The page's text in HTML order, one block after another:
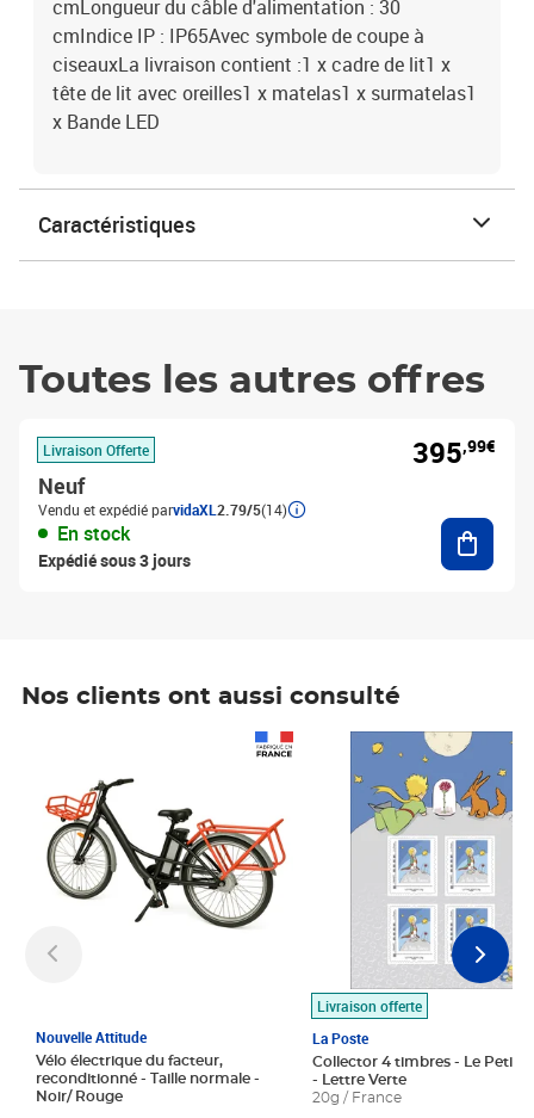
cmLongueur du câble d'alimentation : 30
cmIndice IP : IP65Avec symbole de coupe à
ciseauxLa livraison contient :1 x cadre de lit1 x
tête de lit avec oreilles1 x matelas1 x surmatelas1
x Bande LED
Caractéristiques
Toutes les autres offres
Livraison Offerte
Neuf
Vendu et expédié parvidaXL 2.79/5(14)
En stock
Expédié sous 3 jours
395,99€
Nos clients ont aussi consulté
Nouvelle Attitude
Vélo électrique du facteur,
reconditionné - Taille normale -
Noir/ Rouge
Livraison offerte
La Poste
Collector 4 timbres - Le Petit
- Lettre Verte
20g / France
Prix 7,50€